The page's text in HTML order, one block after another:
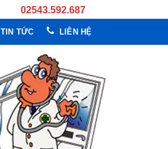
02543.592.687
TIN TỨC LIÊN HỆ